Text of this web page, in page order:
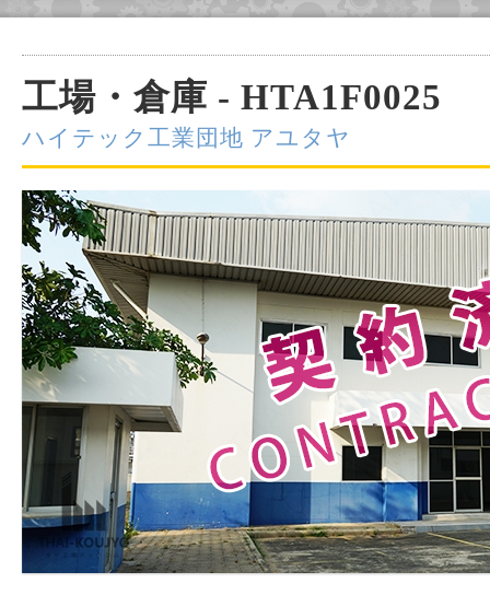
工場・倉庫 - HTA1F0025
ハイテック工業団地 アユタヤ